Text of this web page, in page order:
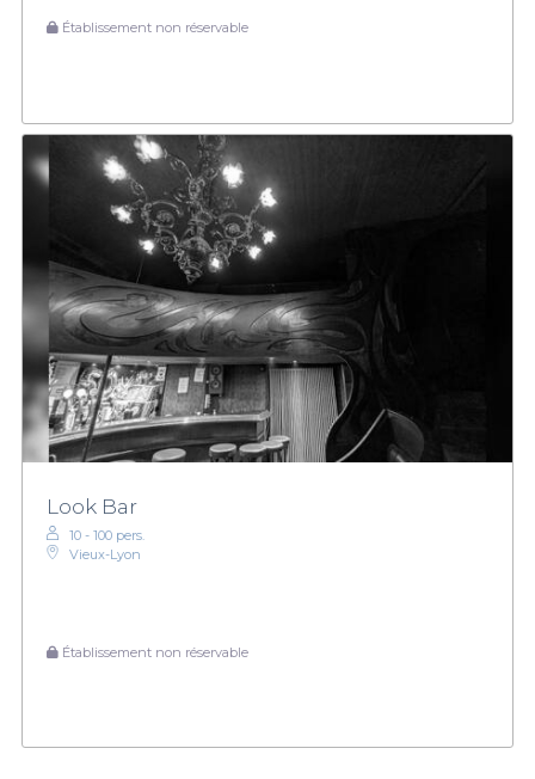
Établissement non réservable
Look Bar
10 - 100 pers.
Vieux-Lyon
Établissement non réservable